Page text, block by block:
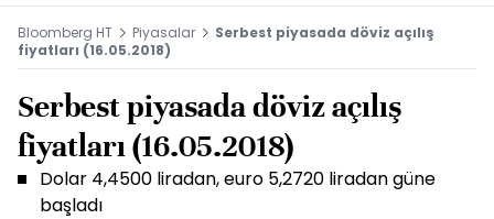
Bloomberg HT Piyasalar
Serbest piyasada döviz açılış
fiyatları (16.05.2018)
Serbest piyasada döviz açılış
fiyatları (16.05.2018)
Dolar 4,4500 liradan, euro 5,2720 liradan güne
başladı